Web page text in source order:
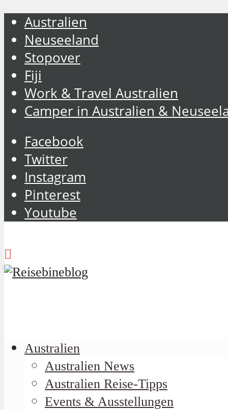
Australien
Neuseeland
Stopover
Fiji
Work & Travel Australien
Camper in Australien &
Facebook
Twitter
Instagram
Pinterest
Youtube
Australien
Australien News
Australien Reise-Tipps
Events & Ausstellungen